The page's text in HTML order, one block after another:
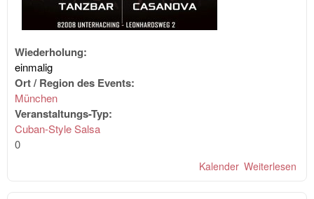
Wiederholung:
einmalig
Ort / Region des Events:
München
Veranstaltungs-Typ:
Cuban-Style Salsa
0
Weiterlesen
Kalender